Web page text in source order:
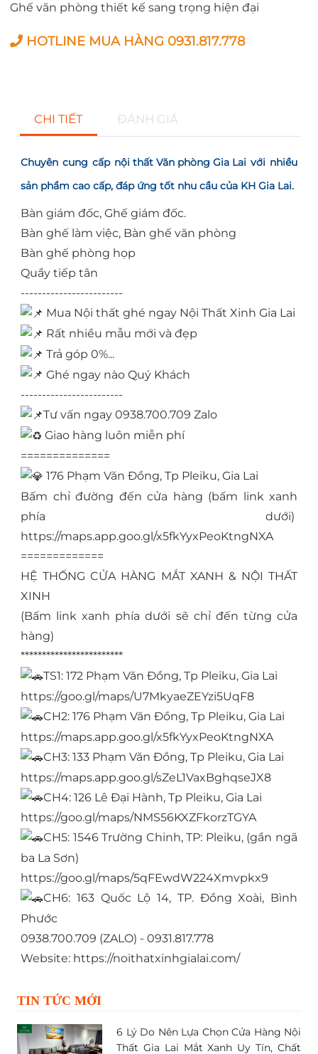
Ghế văn phòng thiết kế sang trọng hiện đại
HOTLINE MUA HÀNG 0931.817.778
CHI TIẾT ĐÁNH GIÁ
Chuyên cung cấp nội thất Văn phòng Gia Lai với nhiều
sản phẩm cao cấp, đáp ứng tốt nhu cầu của KH Gia Lai.
Bàn giám đốc, Ghế giám đốc.
Bàn ghế làm việc, Bàn ghế văn phòng
Bàn ghế phòng họp
Quầy tiếp tân
------------------------
Mua Nội thất ghé ngay Nội Thất Xinh Gia Lai
Rất nhiều mẫu mới và đẹp
Trả góp 0%...
Ghé ngay nào Quý Khách
------------------------
Tư vấn ngay 0938.700.709 Zalo
Giao hàng luôn miễn phí
==============
176 Phạm Văn Đồng, Tp Pleiku, Gia Lai
Bấm chỉ đường đến cửa hàng (bấm link xanh
phía dưới)
https://maps.app.goo.gl/x5fkYyxPeoKtngNXA
=============
HỆ THỐNG CỬA HÀNG MẮT XANH & NỘI THẤT
XINH
(Bấm link xanh phía dưới sẽ chỉ đến từng cửa
hàng)
************************
TS1: 172 Phạm Văn Đồng, Tp Pleiku, Gia Lai
https://goo.gl/maps/U7MkyaeZEYzi5UqF8
CH2: 176 Phạm Văn Đồng, Tp Pleiku, Gia Lai
https://maps.app.goo.gl/x5fkYyxPeoKtngNXA
CH3: 133 Phạm Văn Đồng, Tp Pleiku, Gia Lai
https://maps.app.goo.gl/sZeL1VaxBghqseJX8
CH4: 126 Lê Đại Hành, Tp Pleiku, Gia Lai
https://goo.gl/maps/NMS56KXZFkorzTGYA
CH5: 1546 Trường Chinh, TP: Pleiku, (gần ngã
ba La Sơn)
https://goo.gl/maps/5qFEwdW224Xmvpkx9
CH6: 163 Quốc Lộ 14, TP. Đồng Xoài, Bình
Phước
0938.700.709 (ZALO) - 0931.817.778
Website: https://noithatxinhgialai.com/
TIN TỨC MỚI
6 Lý Do Nên Lựa Chọn Cửa Hàng Nội
Thất Gia Lai Mắt Xanh Uy Tín, Chất